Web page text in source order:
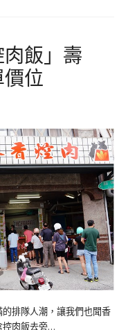
飯」壽
位
排隊人潮，讓我們也聞香
控肉飯去旁…